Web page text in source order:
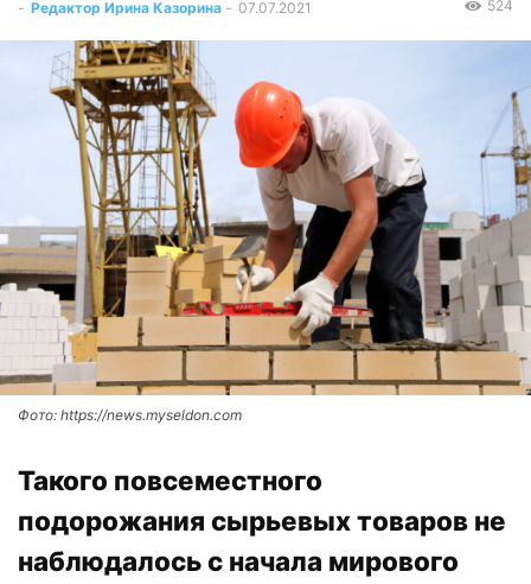
- Редактор Ирина Казорина - 07.07.2021 524
Фото: https://news.myseldon.com
Такого повсеместного
подорожания сырьевых товаров не
наблюдалось с начала мирового